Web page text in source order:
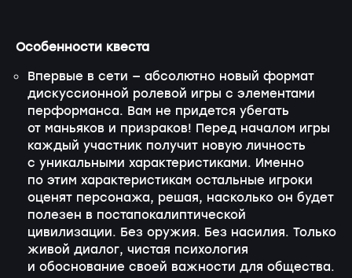
Особенности квеста
Впервые в сети — абсолютно новый формат
дискуссионной ролевой игры с элементами
перформанса. Вам не придется убегать
от маньяков и призраков! Перед началом игры
каждый участник получит новую личность
с уникальными характеристиками. Именно
по этим характеристикам остальные игроки
оценят персонажа, решая, насколько он будет
полезен в постапокалиптической
цивилизации. Без оружия. Без насилия. Только
живой диалог, чистая психология
и обоснование своей важности для общества.